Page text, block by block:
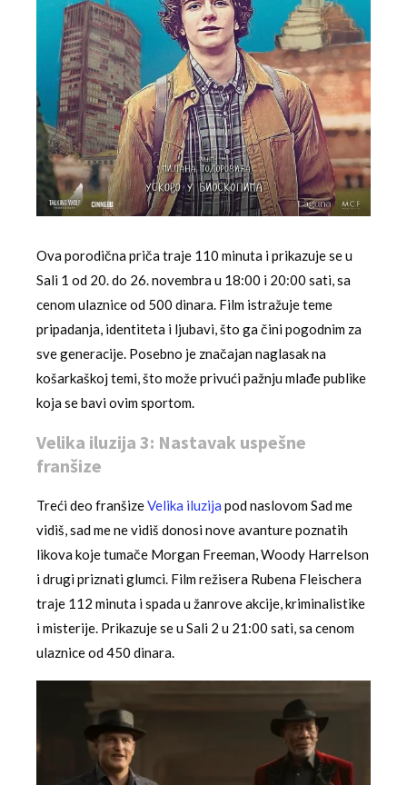
Ova porodična priča traje 110 minuta i prikazuje se u
Sali 1 od 20. do 26. novembra u 18:00 i 20:00 sati, sa
cenom ulaznice od 500 dinara. Film istražuje teme
pripadanja, identiteta i ljubavi, što ga čini pogodnim za
sve generacije. Posebno je značajan naglasak na
košarkaškoj temi, što može privući pažnju mlađe publike
koja se bavi ovim sportom.
Velika iluzija 3: Nastavak uspešne
franšize
Treći deo franšizeVelika iluzija pod naslovom Sad me
vidiš, sad me ne vidiš donosi nove avanture poznatih
likova koje tumače Morgan Freeman, Woody Harrelson
i drugi priznati glumci. Film režisera Rubena Fleischera
traje 112 minuta i spada u žanrove akcije, kriminalistike
i misterije. Prikazuje se u Sali 2 u 21:00 sati, sa cenom
ulaznice od 450 dinara.